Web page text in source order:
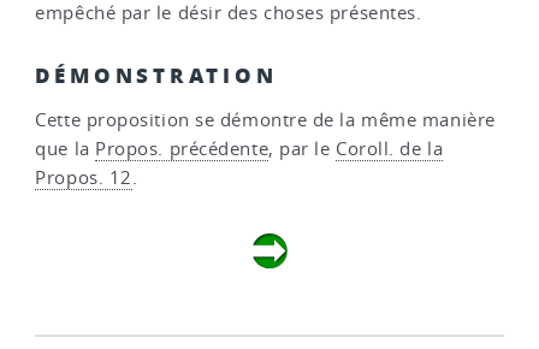
empêché par le désir des choses présentes.
DÉMONSTRATION
Cette proposition se démontre de la même manière
que la Propos. précédente, par le Coroll. de la
Propos. 12.